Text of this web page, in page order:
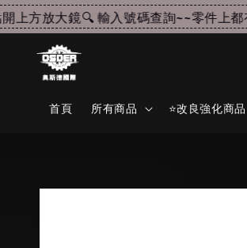
方放大鏡🔍 輸入號碼查詢~~零件上都有
首頁 所有商品 ⭐改良強化商品